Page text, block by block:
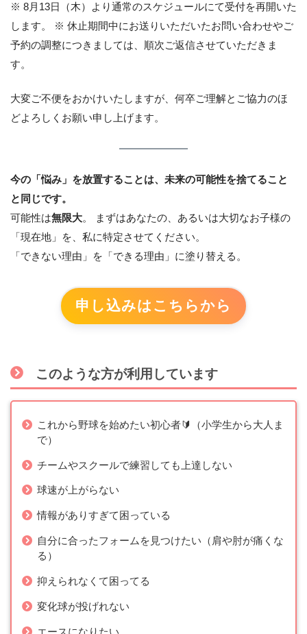
※ 8月13日（木）より通常のスケジュールにて受付を再開いた
します。 ※ 休止期間中にお送りいただいたお問い合わせやご
予約の調整につきましては、順次ご返信させていただきま
す。
大変ご不便をおかけいたしますが、何卒ご理解とご協力のほ
どよろしくお願い申し上げます。
今の「悩み」を放置することは、未来の可能性を捨てること
と同じです。
可能性は無限大。 まずはあなたの、あるいは大切なお子様の
「現在地」を、私に特定させてください。
「できない理由」を「できる理由」に塗り替える。
申し込みはこちらから
このような方が利用しています
これから野球を始めたい初心者🔰（小学生から大人ま
で）
チームやスクールで練習しても上達しない
球速が上がらない
情報がありすぎて困っている
自分に合ったフォームを見つけたい（肩や肘が痛くな
る）
抑えられなくて困ってる
変化球が投げれない
エースになりたい